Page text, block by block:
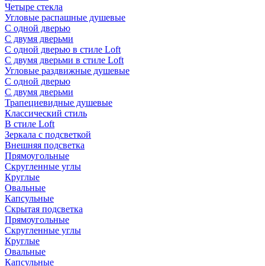
Четыре стекла
Угловые распашные душевые
С одной дверью
С двумя дверьми
С одной дверью в стиле Loft
С двумя дверьми в стиле Loft
Угловые раздвижные душевые
С одной дверью
С двумя дверьми
Трапециевидные душевые
Классический стиль
В стиле Loft
Зеркала с подсветкой
Внешняя подсветка
Прямоугольные
Скругленные углы
Круглые
Овальные
Капсульные
Скрытая подсветка
Прямоугольные
Скругленные углы
Круглые
Овальные
Капсульные